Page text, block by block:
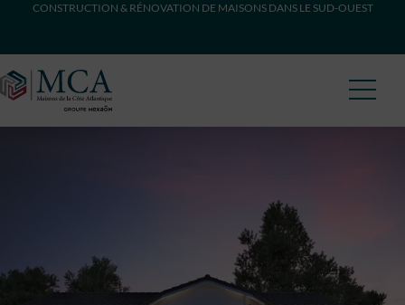
CONSTRUCTION & RÉNOVATION DE MAISONS DANS LE SUD-OUEST